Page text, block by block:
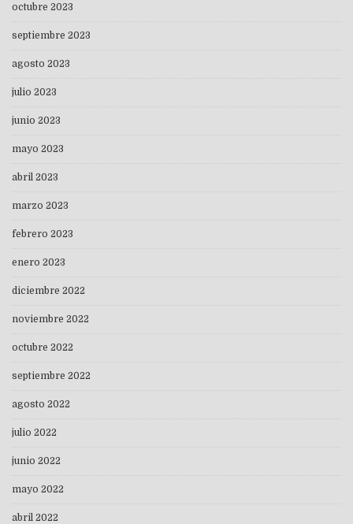
octubre 2023
septiembre 2023
agosto 2023
julio 2023
junio 2023
mayo 2023
abril 2023
marzo 2023
febrero 2023
enero 2023
diciembre 2022
noviembre 2022
octubre 2022
septiembre 2022
agosto 2022
julio 2022
junio 2022
mayo 2022
abril 2022